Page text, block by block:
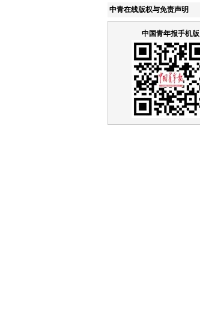
中青在线版权与免责声明
中国青年报手机版